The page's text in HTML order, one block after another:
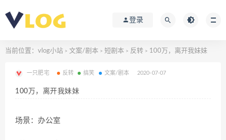
登录
当前位置： vlog小站 > 文案/剧本 > 短剧本 > 反转 > 100万，离开我妹妹
一只肥宅 反转 搞笑 文案/剧本 2020-07-07
100万，离开我妹妹
场景：办公室